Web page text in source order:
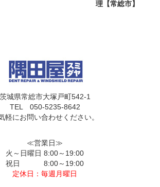
理【常総市】
茨城県常総市大塚戸町542-1
TEL 050-5235-8642
軽にお問い合わせください。
≪営業日≫
火～日曜日 8:00～19:00
祝日 8:00～19:00
定休日：毎週月曜日